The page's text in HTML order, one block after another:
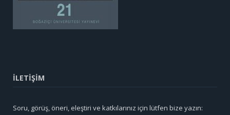
İLETİŞİM
Soru, görüş, öneri, eleştiri ve katkılarınız için lütfen bize yazın: